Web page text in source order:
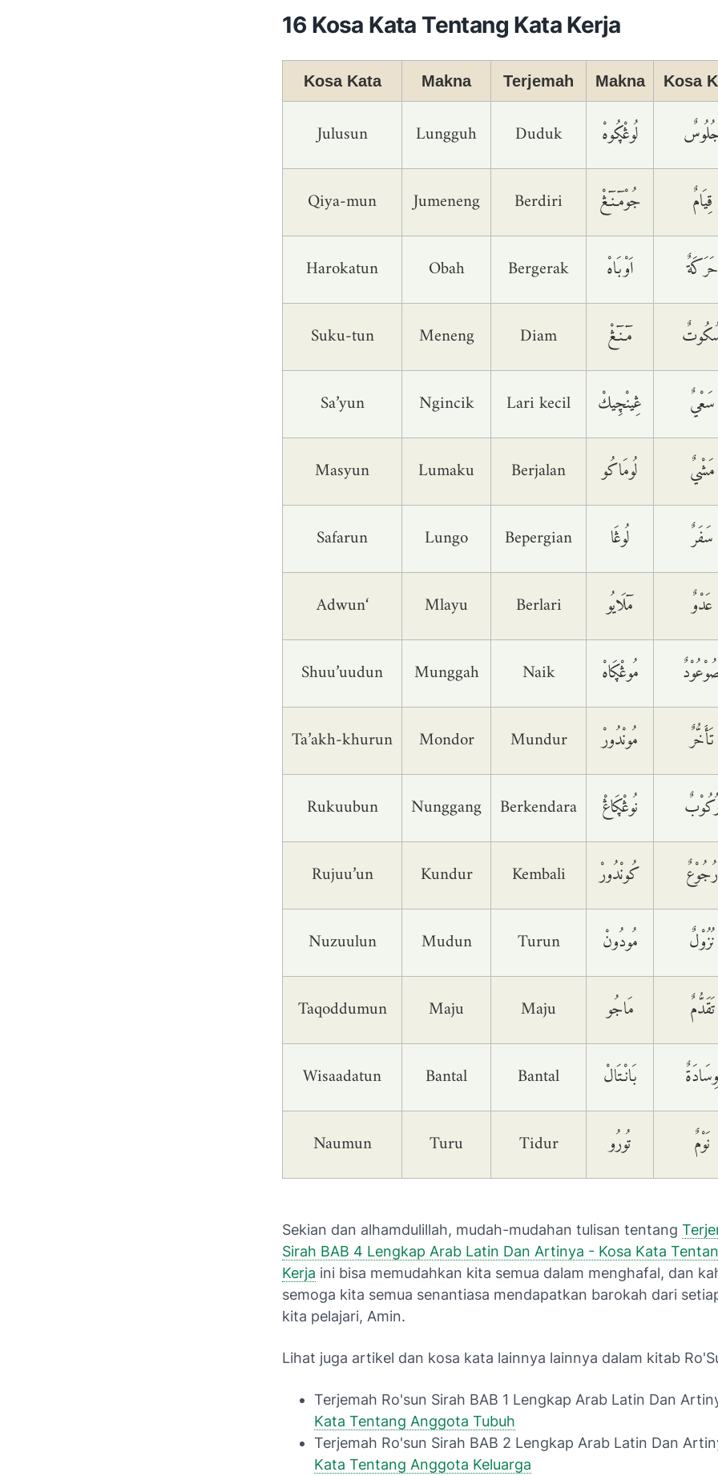
16 Kosa Kata Tentang Kata Kerja
Kosa Kata Makna Terjemah Makna Kosa
Julusun Lungguh Duduk لُوڠْڮُوهْ
Qiya-mun Jumeneng Berdiri جُوْمٓـنٓـڠْ قِیَامٌ
Harokatun Obah Bergerak اَوْبَاهْ حَرَکَةٌ
Suku-tun Meneng Diam مٓـنٓـڠْ
Sa’yun Ngincik Lari kecil ڠِينْچِيكْ سَعْيٌ
Masyun Lumaku Berjalan لُومَاکُو مَشْيٌ
Safarun Lungo Bepergian لُوڠَا سَفَرٌ
‘Adwun Mlayu Berlari مٓلَايُو عَدْوٌ
Shuu’uudun Munggah Naik مُوڠْڮَاهْ
Ta’akh-khurun Mondor Mundur مُونْدُورْ تَأَخُّرٌ
Rukuubun Nunggang Berkendara نُوڠْڮَاڠْ
Rujuu’un Kundur Kembali کُونْدُورْ رُجُوْعٌ
Nuzuulun Mudun Turun مُودُونْ نُزُوْلٌ
Taqoddumun Maju Maju مَاجُو تَقَدُّمٌ
Wisaadatun Bantal Bantal بَانْـتَالْ وِسَادَةٌ
Naumun Turu Tidur تُورُو نَوْمٌ
Sekian dan alhamdulillah, mudah-mudahan tulisan tentang
Sirah BAB 4 Lengkap Arab Latin Dan Artinya - Kosa Kata
Kerja ini bisa memudahkan kita semua dalam menghafal, dan
semoga kita semua senantiasa mendapatkan barokah dari
kita pelajari, Amin.
Lihat juga artikel dan kosa kata lainnya lainnya dalam kitab
Terjemah Ro'sun Sirah BAB 1 Lengkap Arab Latin Dan
Kata Tentang Anggota Tubuh
Terjemah Ro'sun Sirah BAB 2 Lengkap Arab Latin Dan
Kata Tentang Anggota Keluarga